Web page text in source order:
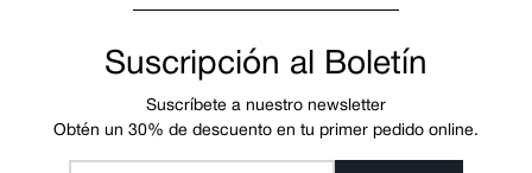
Suscripción al Boletín
Suscríbete a nuestro newsletter
Obtén un 30% de descuento en tu primer pedido online.